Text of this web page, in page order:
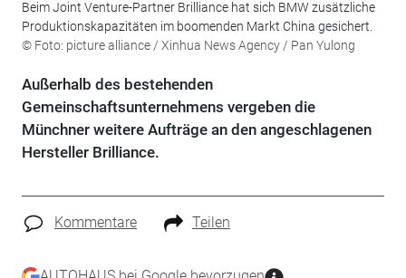
Beim Joint Venture-Partner Brilliance hat sich BMW zusätzliche
Produktionskapazitäten im boomenden Markt China gesichert.
© Foto: picture alliance / Xinhua News Agency / Pan Yulong
Außerhalb des bestehenden
Gemeinschaftsunternehmens vergeben die
Münchner weitere Aufträge an den angeschlagenen
Hersteller Brilliance.
Kommentare Teilen